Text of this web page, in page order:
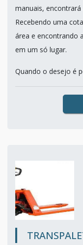
manuais,
Recebendo uma
área e encontrando
em um só lugar.
Quando o desejo é